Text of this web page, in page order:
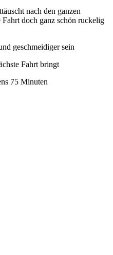
nach den ganzen
doch ganz schön ruckelig
geschmeidiger sein
Fahrt bringt
75 Minuten